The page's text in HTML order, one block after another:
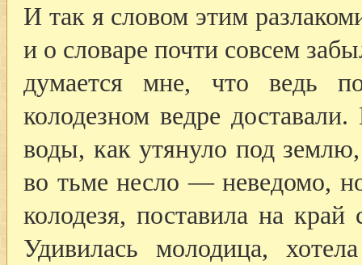
И так я словом этим
и о словаре почти совсем
думается мне, что ведь
колодезном ведре
воды, как утянуло под
во тьме несло — неведомо,
колодезя, поставила на
Удивилась молодица,